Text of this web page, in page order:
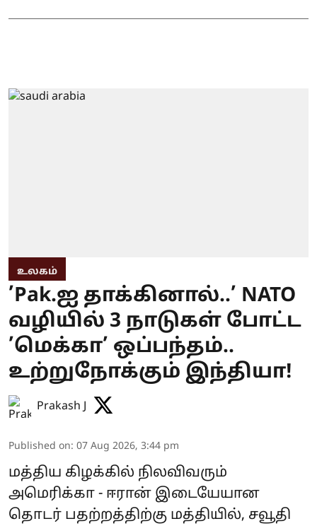
உலகம்
’Pak.ஐ தாக்கினால்..’ NATO
வழியில் 3 நாடுகள் போட்ட
’மெக்கா’ ஒப்பந்தம்..
உற்றுநோக்கும் இந்தியா!
Prakash J
Published on: 07 Aug 2026, 3:44 pm
மத்திய கிழக்கில் நிலவிவரும்
அமெரிக்கா - ஈரான் இடையேயான
தொடர் பதற்றத்திற்கு மத்தியில், சவூதி